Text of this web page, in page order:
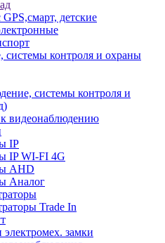
детские
системы контроля и охраны
системы контроля и
видеонаблюдению
IP
IP WI-FI 4G
AHD
Аналог
Trade In
замки